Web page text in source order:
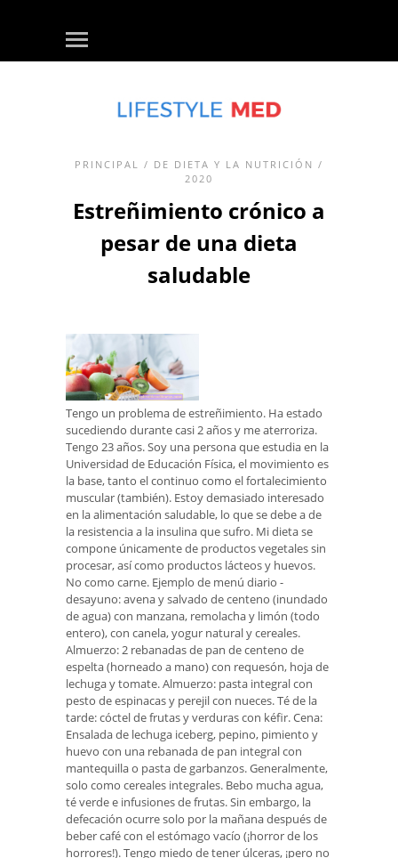
PRINCIPAL / DE DIETA Y LA NUTRICIÓN /
2020
Estreñimiento crónico a
pesar de una dieta
saludable
Tengo un problema de estreñimiento. Ha estado
sucediendo durante casi 2 años y me aterroriza.
Tengo 23 años. Soy una persona que estudia en la
Universidad de Educación Física, el movimiento es
la base, tanto el continuo como el fortalecimiento
muscular (también). Estoy demasiado interesado
en la alimentación saludable, lo que se debe a de
la resistencia a la insulina que sufro. Mi dieta se
compone únicamente de productos vegetales sin
procesar, así como productos lácteos y huevos.
No como carne. Ejemplo de menú diario -
desayuno: avena y salvado de centeno (inundado
de agua) con manzana, remolacha y limón (todo
entero), con canela, yogur natural y cereales.
Almuerzo: 2 rebanadas de pan de centeno de
espelta (horneado a mano) con requesón, hoja de
lechuga y tomate. Almuerzo: pasta integral con
pesto de espinacas y perejil con nueces. Té de la
tarde: cóctel de frutas y verduras con kéfir. Cena:
Ensalada de lechuga iceberg, pepino, pimiento y
huevo con una rebanada de pan integral con
mantequilla o pasta de garbanzos. Generalmente,
solo como cereales integrales. Bebo mucha agua,
té verde e infusiones de frutas. Sin embargo, la
defecación ocurre solo por la mañana después de
beber café con el estómago vacío (¡horror de los
horrores!). Tengo miedo de tener úlceras, ¡pero no